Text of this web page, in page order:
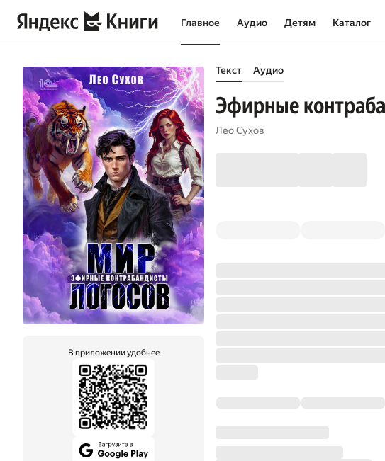
Главное Аудио Детям Каталог
В приложении удобнее
Текст Аудио
Эфирные
Лео Сухов